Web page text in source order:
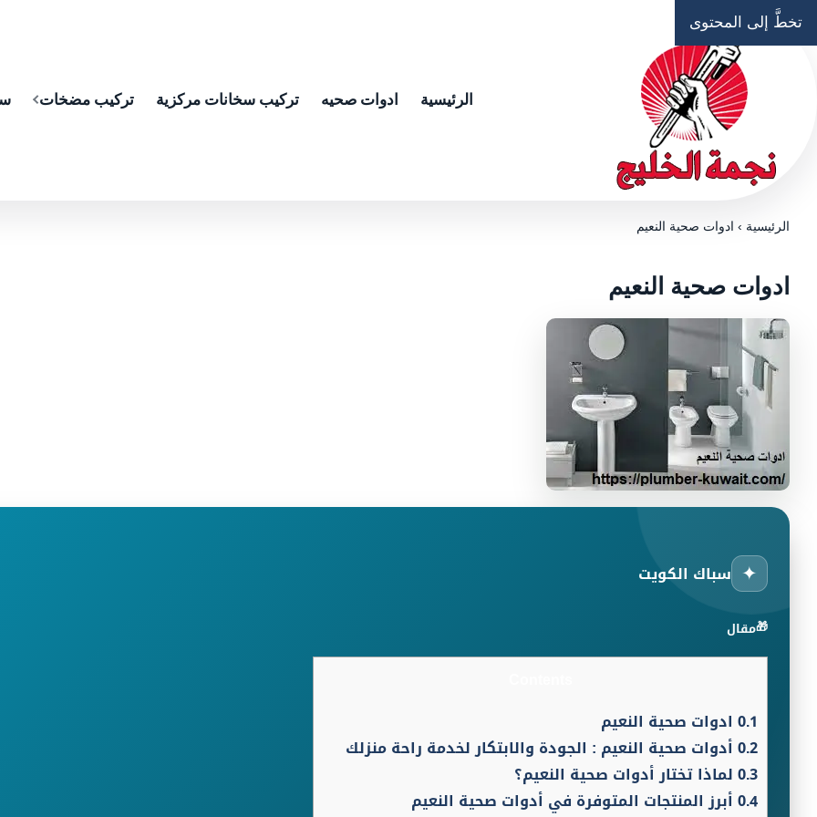
تخطَّ إلى المحتوى
الرئيسية ادوات صحيه تركيب سخانات مركزية تركيب مضخات
الرئيسية › ادوات صحية النعيم
ادوات صحية النعيم
✦ سباك الكويت
🎁مقال
0.1 ادوات صحية النعيم
0.2أدوات صحية النعيم : الجودة والابتكار لخدمة راحة منزلك
0.3لماذا تختار أدوات صحية النعيم؟
0.4أبرز المنتجات المتوفرة في أدوات صحية النعيم